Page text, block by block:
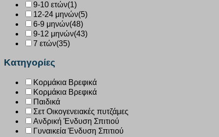
9-10 ετών(1)
12-24 μηνών(5)
6-9 μηνών(48)
9-12 μηνών(43)
7 ετών(35)
Κατηγορίες
Κορμάκια Βρεφικά
Κορμάκια Βρεφικά
Παιδικά
Σετ Οικογενειακές πυτζάμες
Ανδρική Ένδυση Σπιτιού
Γυναικεία Ένδυση Σπιτιού